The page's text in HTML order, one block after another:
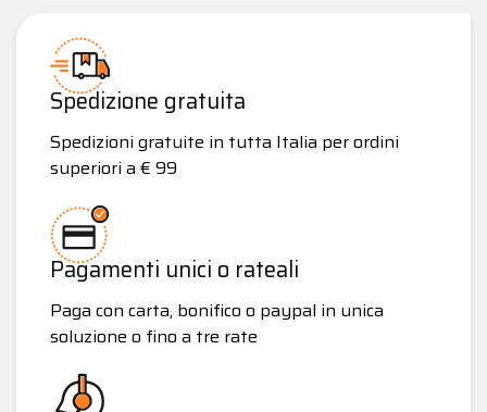
Spedizione gratuita
Spedizioni gratuite in tutta Italia per ordini
superiori a € 99
Pagamenti unici o rateali
Paga con carta, bonifico o paypal in unica
soluzione o fino a tre rate